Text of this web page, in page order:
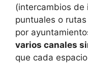
(intercambios de
puntuales o
por
varios canales
que cada